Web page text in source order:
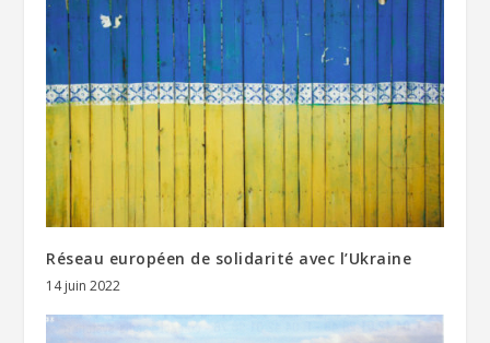
Réseau européen de solidarité avec l’Ukraine
14 juin 2022